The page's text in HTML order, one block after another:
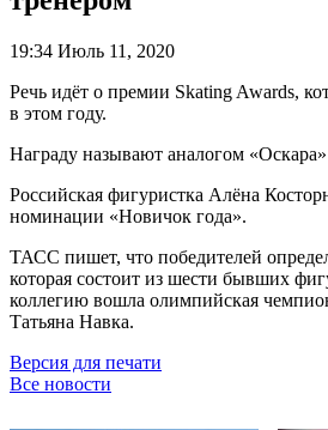
19:34 Июль 11, 2020
Речь идёт о премии Skating Awards,
в этом году.
Награду называют аналогом
Российская фигуристка Алёна
номинации «Новичок года».
ТАСС пишет, что победителей
которая состоит из шести бывших
коллегию вошла олимпийская
Татьяна Навка.
Версия для печати
Все новости